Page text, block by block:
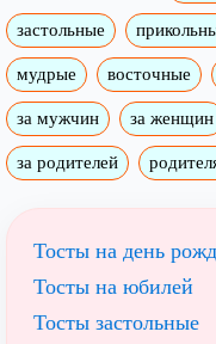
застольные
мудрые восточные
за мужчин за женщин
за родителей
Тосты на день
Тосты на юбилей
Тосты застольные